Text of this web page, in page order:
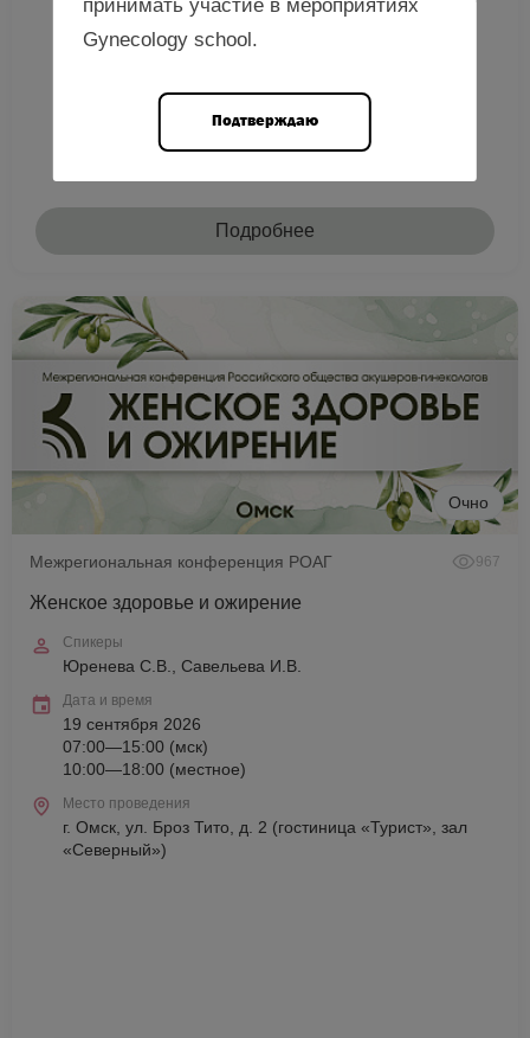
ФГБОУ ВО «ПГУ»)
Подробнее
Очно
Межрегиональная конференция РОАГ 967
Женское здоровье и ожирение
Спикеры
Юренева С.В., Савельева И.В.
Дата и время
19 сентября 2026
07:00—15:00 (мск)
10:00—18:00 (местное)
Место проведения
г. Омск, ул. Броз Тито, д. 2 (гостиница «Турист», зал
«Северный»)
принимать участие в мероприятиях
Gynecology school.
Подтверждаю